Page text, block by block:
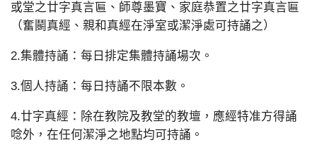
或堂之廿字真言匾、師尊墨寶、家庭恭置之廿字真言匾
（奮鬬真經、親和真經在淨室或潔淨處可持誦之）
2.集體持誦：每日排定集體持誦場次。
3.個人持誦：每日持誦不限本數。
4.廿字真經：除在教院及教堂的教壇，應經特准方得誦
唸外，在任何潔淨之地點均可持誦。